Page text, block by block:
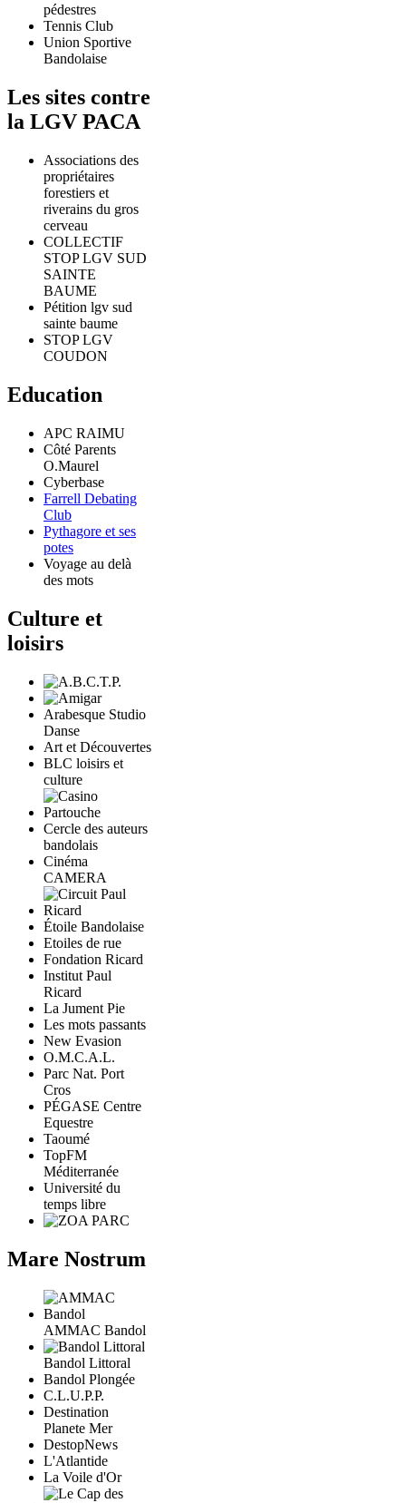
pédestres
Tennis Club
Union Sportive
Bandolaise
Les sites contre
la LGV PACA
Associations des
propriétaires
forestiers et
riverains du gros
cerveau
COLLECTIF
STOP LGV SUD
SAINTE
BAUME
Pétition lgv sud
sainte baume
STOP LGV
COUDON
Education
APC RAIMU
Côté Parents
O.Maurel
Cyberbase
Farrell Debating
Club
Pythagore et ses
potes
Voyage au delà
des mots
Culture et
loisirs
Arabesque Studio
Danse
Art et Découvertes
BLC loisirs et
culture
Cercle des auteurs
bandolais
Cinéma
CAMERA
Étoile Bandolaise
Etoiles de rue
Fondation Ricard
Institut Paul
Ricard
La Jument Pie
Les mots passants
New Evasion
O.M.C.A.L.
Parc Nat. Port
Cros
PÉGASE Centre
Equestre
Taoumé
TopFM
Méditerranée
Université du
temps libre
Mare Nostrum
AMMAC Bandol
Bandol Littoral
Bandol Plongée
C.L.U.P.P.
Destination
Planete Mer
DestopNews
L'Atlantide
La Voile d'Or